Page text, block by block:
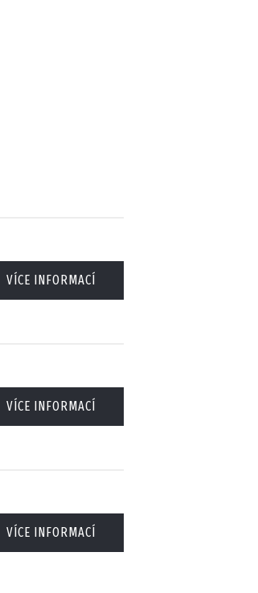
VÍCE INFORMACÍ
VÍCE INFORMACÍ
VÍCE INFORMACÍ